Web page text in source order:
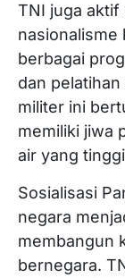
TNI juga aktif
nasionalisme
berbagai
dan
militer ini
memiliki jiwa
air yang
Sosialisasi
negara
membangun
bernegara.